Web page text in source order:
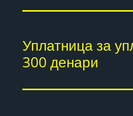
Уплатница за
300 денари